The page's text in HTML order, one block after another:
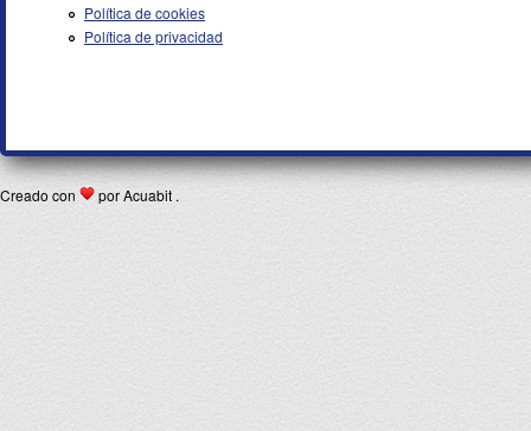
Política de cookies
Política de privacidad
Creado con por Acuabit .